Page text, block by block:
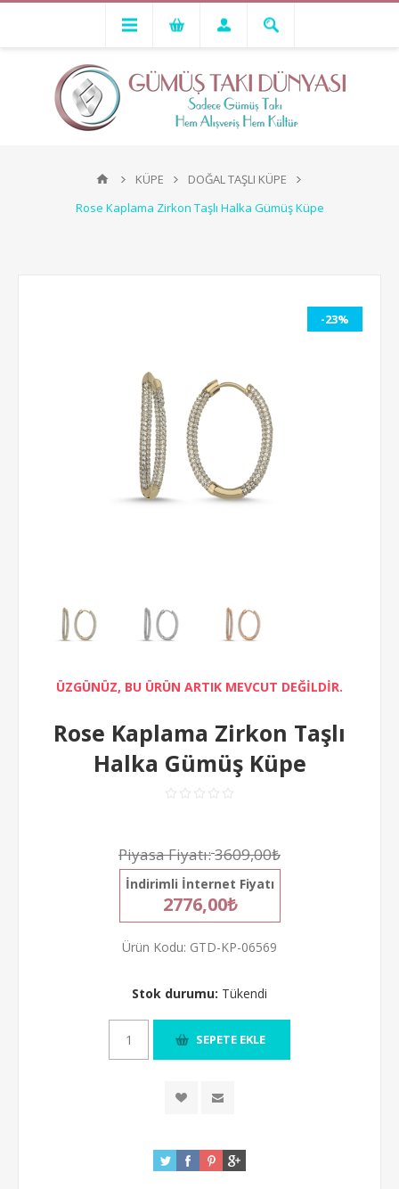
KÜPE
DOĞAL TAŞLI KÜPE
Rose Kaplama Zirkon Taşlı Halka Gümüş Küpe
-23%
ÜZGÜNÜZ, BU ÜRÜN ARTIK MEVCUT DEĞİLDİR.
Rose Kaplama Zirkon Taşlı
Halka Gümüş Küpe
Piyasa Fiyatı:3609,00₺
İndirimli İnternet Fiyatı
2776,00₺
Ürün Kodu: GTD-KP-06569
Stok durumu: Tükendi